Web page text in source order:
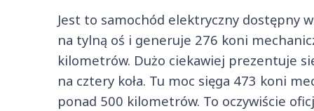
Jest to samochód elektryczny dostępny
na tylną oś i generuje 276 koni
kilometrów. Dużo ciekawiej prezentuje
na cztery koła. Tu moc sięga 473 koni
ponad 500 kilometrów. To oczywiście